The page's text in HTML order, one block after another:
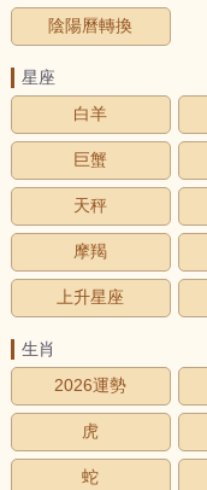
陰陽曆轉換
星座
白羊
巨蟹
天秤
摩羯
上升星座
生肖
2026運勢
虎
蛇